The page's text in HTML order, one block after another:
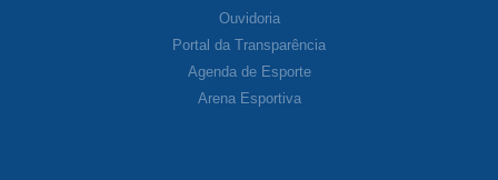
Ouvidoria
Portal da Transparência
Agenda de Esporte
Arena Esportiva